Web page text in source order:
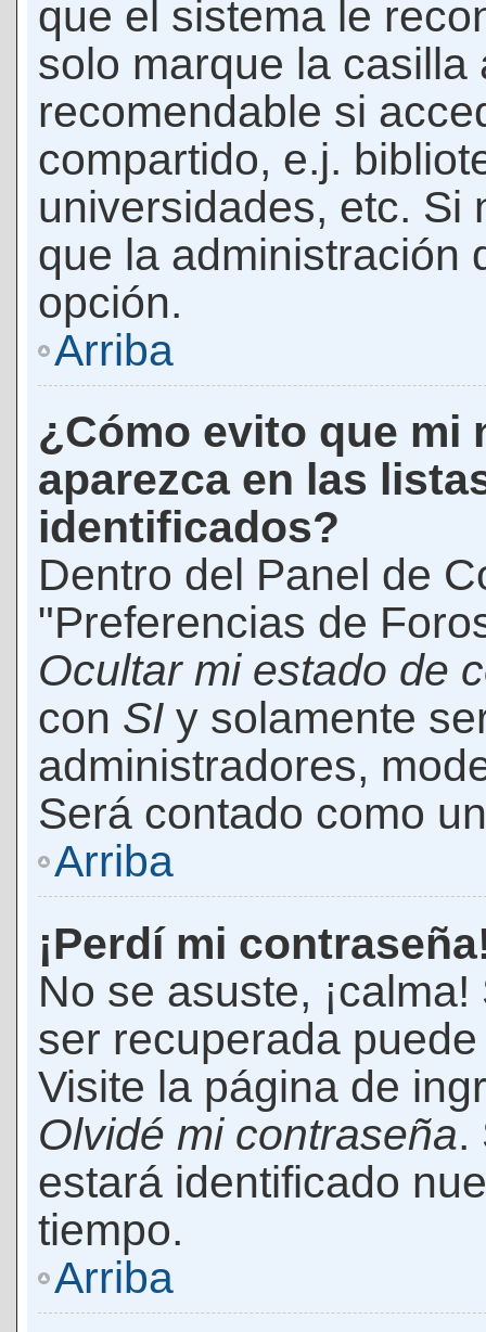
que el sistema le
solo marque la casilla
recomendable si
compartido, e.j.
universidades, etc. Si
que la administración
opción.
Arriba
¿Cómo evito que mi
aparezca en las
identificados?
Dentro del Panel de
"Preferencias de
Ocultar mi estado de
con SI y solamente
administradores,
Será contado como
Arriba
¡Perdí mi
No se asuste,
ser recuperada
Visite la página de
Olvidé mi contraseña.
estará identificado
tiempo.
Arriba